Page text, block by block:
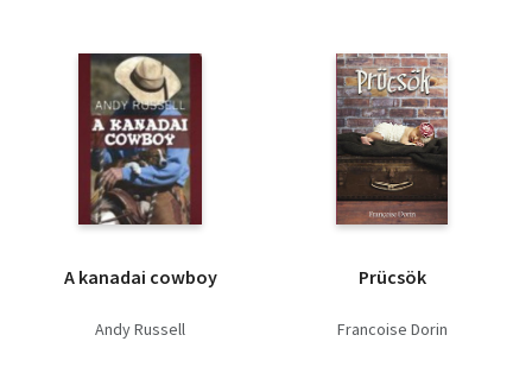
A kanadai cowboy
Andy Russell
Prücsök
Francoise Dorin